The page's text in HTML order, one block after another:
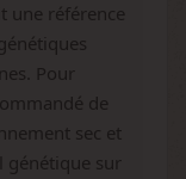
une référence
Pour
de
sec et
sur